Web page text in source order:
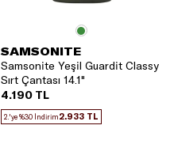
SAMSONITE
Samsonite Yeşil Guardit Classy
Sırt Çantası 14.1"
4.190 TL
2.'ye %30 İndirim2.933 TL